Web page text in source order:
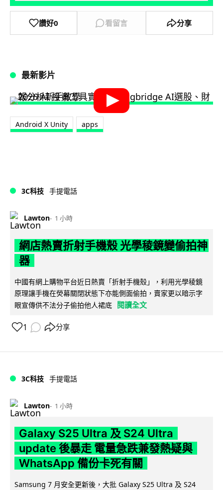
讚好0 看留言 分享
最新影片
Android X Unity apps
3C科技 手提電話
Lawton 1 小時
網店熱賣折射手機殼 光學稜鏡變偷拍神
器
中國有網上購物平台近日熱賣「折射手機殼」，利用光學稜鏡
原理讓手機在熒幕關閉狀態下亦能側面偷拍，賣家更以暗示字
眼宣傳供不法分子偷拍他人裙底 閱讀全文
1 分享
3C科技 手提電話
Lawton 1 小時
Galaxy S25 Ultra 及 S24 Ultra
update 後暴走 電量急跌兼發熱疑與
WhatsApp 備份卡死有關
Samsung 7 月安全更新後，大批 Galaxy S25 Ultra 及 S24